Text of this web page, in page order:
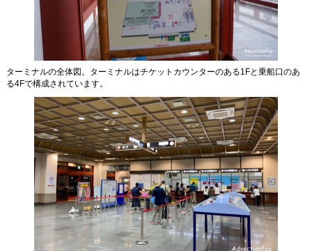
ターミナルの全体図。ターミナルはチケットカウンターのある1Fと乗船口のあ
る4Fで構成されています。